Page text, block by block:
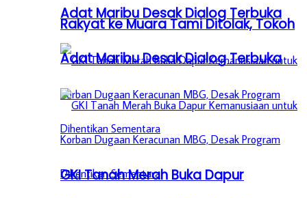
Adat Maribu Desak Dialog Terbuka
GKI Tanah Merah Buka Dapur
Rakyat ke Muara Tami Ditolak, Tokoh
Adat Maribu Desak Dialog Terbuka